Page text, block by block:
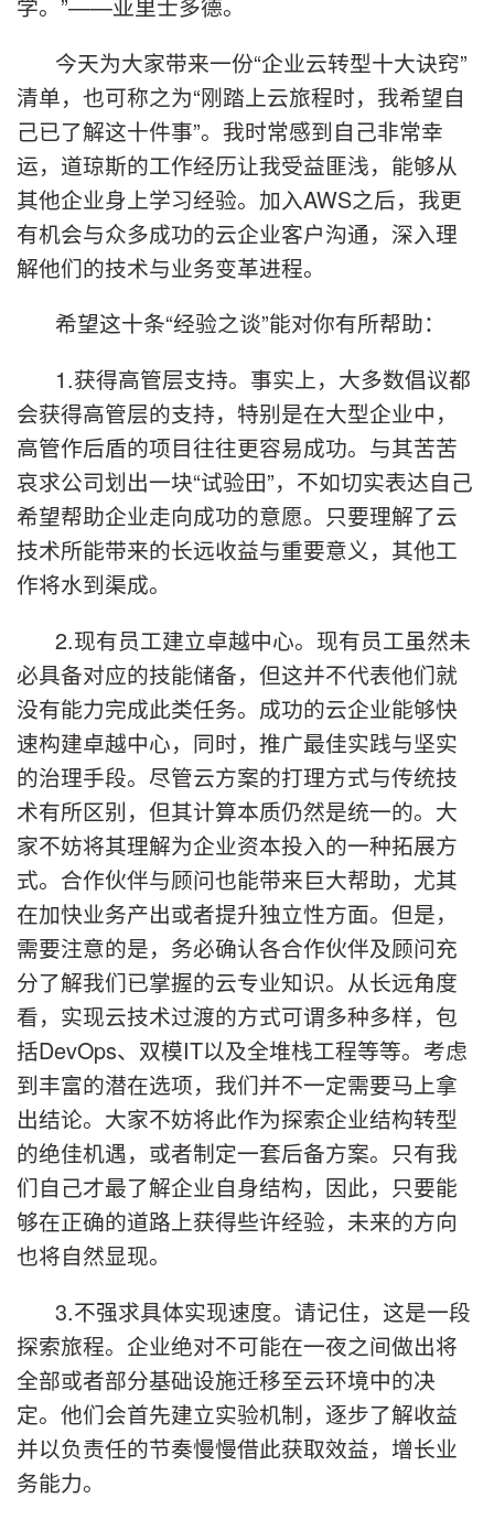
今天为大家带来一份“企业云转型十大诀窍”
清单，也可称之为“刚踏上云旅程时，我希望自
己已了解这十件事”。我时常感到自己非常幸
运，道琼斯的工作经历让我受益匪浅，能够从
其他企业身上学习经验。加入AWS之后，我更
有机会与众多成功的云企业客户沟通，深入理
解他们的技术与业务变革进程。
希望这十条“经验之谈”能对你有所帮助：
1.获得高管层支持。事实上，大多数倡议都
会获得高管层的支持，特别是在大型企业中，
高管作后盾的项目往往更容易成功。与其苦苦
哀求公司划出一块“试验田”，不如切实表达自己
希望帮助企业走向成功的意愿。只要理解了云
技术所能带来的长远收益与重要意义，其他工
作将水到渠成。
2.现有员工建立卓越中心。现有员工虽然未
必具备对应的技能储备，但这并不代表他们就
没有能力完成此类任务。成功的云企业能够快
速构建卓越中心，同时，推广最佳实践与坚实
的治理手段。尽管云方案的打理方式与传统技
术有所区别，但其计算本质仍然是统一的。大
家不妨将其理解为企业资本投入的一种拓展方
式。合作伙伴与顾问也能带来巨大帮助，尤其
在加快业务产出或者提升独立性方面。但是，
需要注意的是，务必确认各合作伙伴及顾问充
分了解我们已掌握的云专业知识。从长远角度
看，实现云技术过渡的方式可谓多种多样，包
括DevOps、双模IT以及全堆栈工程等等。考虑
到丰富的潜在选项，我们并不一定需要马上拿
出结论。大家不妨将此作为探索企业结构转型
的绝佳机遇，或者制定一套后备方案。只有我
们自己才最了解企业自身结构，因此，只要能
够在正确的道路上获得些许经验，未来的方向
也将自然显现。
3.不强求具体实现速度。请记住，这是一段
探索旅程。企业绝对不可能在一夜之间做出将
全部或者部分基础设施迁移至云环境中的决
定。他们会首先建立实验机制，逐步了解收益
并以负责任的节奏慢慢借此获取效益，增长业
务能力。